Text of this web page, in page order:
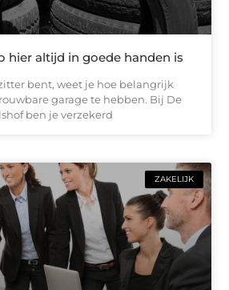
hier altijd in goede handen is
bent, weet je hoe belangrijk
garage te hebben. Bij De
ben je verzekerd
ZAKELIJK